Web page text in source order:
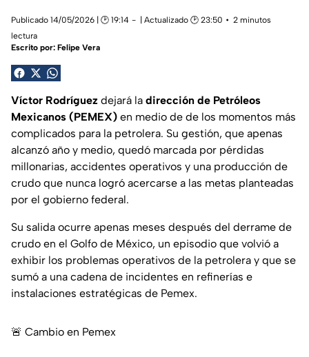
Publicado 14/05/2026 | 🕑 19:14 | Actualizado 🕑 23:50
2 minutos
lectura
Escrito por: Felipe Vera
Víctor Rodríguez dejará la dirección de Petróleos
Mexicanos (PEMEX) en medio de de los momentos más
complicados para la petrolera. Su gestión, que apenas
alcanzó año y medio, quedó marcada por pérdidas
millonarias, accidentes operativos y una producción de
crudo que nunca logró acercarse a las metas planteadas
por el gobierno federal.
Su salida ocurre apenas meses después del derrame de
crudo en el Golfo de México, un episodio que volvió a
exhibir los problemas operativos de la petrolera y que se
sumó a una cadena de incidentes en refinerías e
instalaciones estratégicas de Pemex.
🚨 Cambio en Pemex